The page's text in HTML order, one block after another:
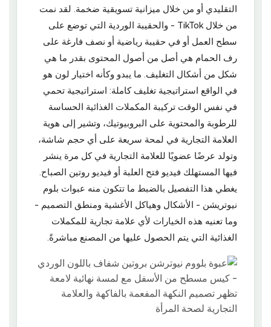
التقليدي أو من خلال ميزانية تسويقية ضخمة. لقد نمت
من خلال TikTok - والحقيبة الوردية التي توضع على
سطح العمل أو في حقيبة رياضية أو نصف فارغة على
رف الحمام هي أصل من أصول المحتوى بقدر ما هي
شكل من أشكال التغليف. ما يبدو وكأنه اختيار لون هو
في الواقع استراتيجية تغليف كاملة: استراتيجية تحمي
في نفس الوقت تركيبة المكملات الغذائية الحساسة
للرطوبة والمحتوية على البروبيوتيك، وتشير إلى هوية
العلامة التجارية في لمحة سريعة على أي حجم شاشة،
وتولد عرضًا عضويًا للعلامة التجارية في كل مرة ينشر
فيها المستهلك فيديو فتح العلبة أو فيديو روتين الصباح.
يغطي هذا التفصيل بالضبط ما تتكون منه عبوات بلوم
نيوتريشن - الأشكال وهياكل الأغشية ومنطق التصميم -
وما تعنيه هذه الخيارات لأي علامة تجارية للمكملات
الغذائية التي يتم الحصول عليها من المصنع مباشرةً.